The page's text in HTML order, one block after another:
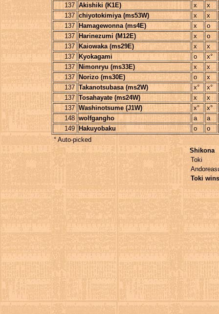
137 Akishiki (K1E) x
x
137 chiyotokimiya (ms53W) x
x
137
Hamagewonna (ms4E) x
o
137 Harinezumi (M12E) x
o
137 Kaiowaka (ms29E) x
x
137
Kyokagami o
x°
137
Nimonryu (ms33E) x
x
137
Norizo (ms30E) o
x
137 Takanotsubasa (ms2W) x°
x°
137 Tosahayate (ms24W) x
x
137 Washinotsume (J1W) x°
x°
148 wolfgangho a
a
149
Hakuyobaku o
o
° Auto-picked
Shikona
Toki
Toki